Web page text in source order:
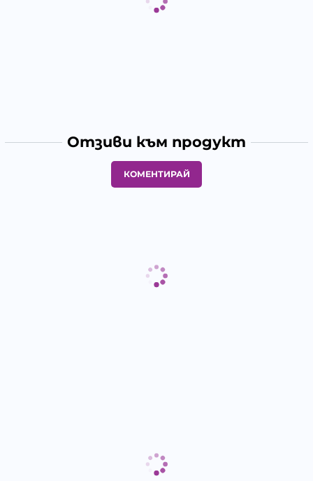
Отзиви към продукт
КОМЕНТИРАЙ